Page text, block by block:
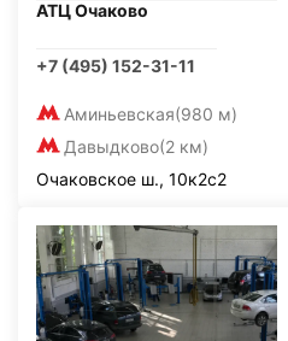
АТЦ Очаково
+7 (495) 152-31-11
Аминьевская(980 м)
Давыдково(2 км)
Очаковское ш., 10к2с2